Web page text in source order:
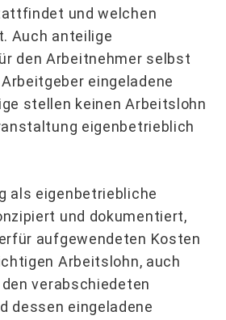
und welchen
Auch anteilige
den Arbeitnehmer selbst
eingeladene
stellen keinen Arbeitslohn
eigenbetrieblich
als eigenbetriebliche
und dokumentiert,
aufgewendeten Kosten
Arbeitslohn, auch
verabschiedeten
dessen eingeladene